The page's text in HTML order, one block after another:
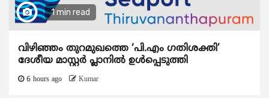
1 min read
വിഴിഞ്ഞം തുറമുഖത്തെ ‘പി.എം ഗതിശക്തി’
ദേശീയ മാസ്റ്റർ പ്ലാനിൽ ഉൾപ്പെടുത്തി
6 hours ago Kumar